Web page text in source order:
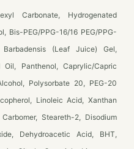
Carbonate, Hydrogenated
Bis-PEG/PPG-16/16 PEG/PPG-
(Leaf Juice) Gel,
Panthenol, Caprylic/Capric
Polysorbate 20, PEG-20
Linoleic Acid, Xanthan
Steareth-2, Disodium
Dehydroacetic Acid, BHT,